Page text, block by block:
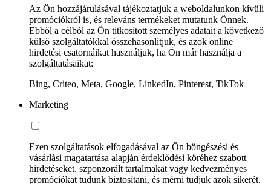
Az Ön hozzájárulásával tájékoztatjuk a weboldalunkon kívüli
promóciókról is, és releváns termékeket mutatunk Önnek.
Ebből a célból az Ön titkosított személyes adatait a következő
külső szolgáltatókkal összehasonlítjuk, és azok online
hirdetési csatornáikat használjuk, ha Ön már használja a
szolgáltatásaikat:
Bing, Criteo, Meta, Google, LinkedIn, Pinterest, TikTok
Marketing
Ezen szolgáltatások elfogadásával az Ön böngészési és
vásárlási magatartása alapján érdeklődési köréhez szabott
hirdetéseket, szponzorált tartalmakat vagy kedvezményes
promóciókat tudunk biztosítani, és mérni tudjuk azok sikerét.